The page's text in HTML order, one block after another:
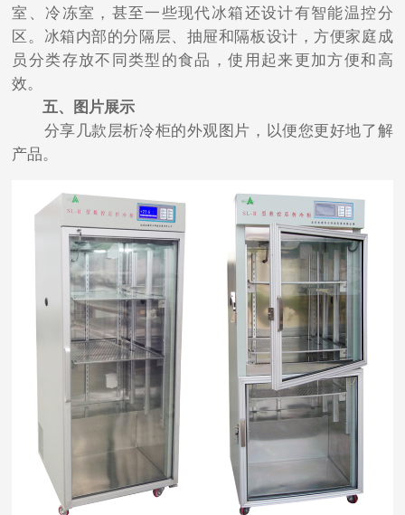
室、冷冻室，甚至一些现代冰箱还设计有智能温控分
区。冰箱内部的分隔层、抽屉和隔板设计，方便家庭成
员分类存放不同类型的食品，使用起来更加方便和高
效。
五、图片展示
分享几款层析冷柜的外观图片，以便您更好地了解
产品。